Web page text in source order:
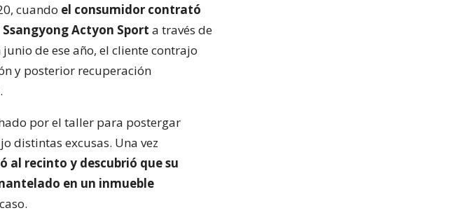
cuando el consumidor contrató
Actyon Sport a través de
de ese año, el cliente contrajo
y posterior recuperación
por el taller para postergar
distintas excusas. Una vez
al recinto y descubrió que su
en un inmueble